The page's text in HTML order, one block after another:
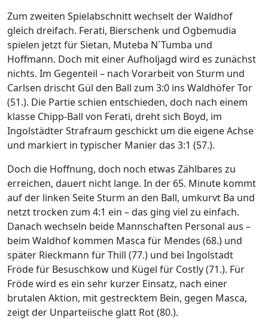
Zum zweiten Spielabschnitt wechselt der Waldhof
gleich dreifach. Ferati, Bierschenk und Ogbemudia
spielen jetzt für Sietan, Muteba N`Tumba und
Hoffmann. Doch mit einer Aufholjagd wird es zunächst
nichts. Im Gegenteil – nach Vorarbeit von Sturm und
Carlsen drischt Gül den Ball zum 3:0 ins Waldhöfer Tor
(51.). Die Partie schien entschieden, doch nach einem
klasse Chipp-Ball von Ferati, dreht sich Boyd, im
Ingolstädter Strafraum geschickt um die eigene Achse
und markiert in typischer Manier das 3:1 (57.).
Doch die Hoffnung, doch noch etwas Zählbares zu
erreichen, dauert nicht lange. In der 65. Minute kommt
auf der linken Seite Sturm an den Ball, umkurvt Ba und
netzt trocken zum 4:1 ein – das ging viel zu einfach.
Danach wechseln beide Mannschaften Personal aus –
beim Waldhof kommen Masca für Mendes (68.) und
später Rieckmann für Thill (77.) und bei Ingolstadt
Fröde für Besuschkow und Kügel für Costly (71.). Für
Fröde wird es ein sehr kurzer Einsatz, nach einer
brutalen Aktion, mit gestrecktem Bein, gegen Masca,
zeigt der Unparteiische glatt Rot (80.).